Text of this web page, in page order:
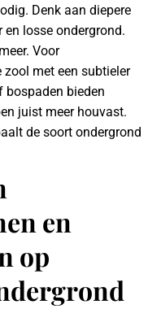
Denk aan diepere
losse ondergrond.
Voor
met een subtieler
bospaden bieden
juist meer houvast.
de soort ondergrond